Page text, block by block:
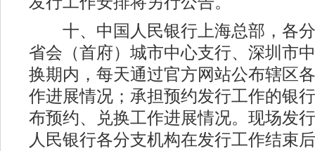
十、中国人民银行上海总部，各分
省会（首府）城市中心支行、深圳市
换期内，每天通过官方网站公布辖区
作进展情况；承担预约发行工作的银
布预约、兑换工作进展情况。现场发
人民银行各分支机构在发行工作结束